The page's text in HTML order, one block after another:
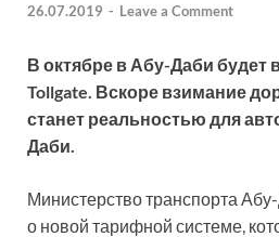
26.07.2019 - Leave a Comment
В октябре в Абу-Даби будет
Tollgate. Вскоре взимание
станет реальностью для
Даби.
Министерство транспорта
о новой тарифной системе,